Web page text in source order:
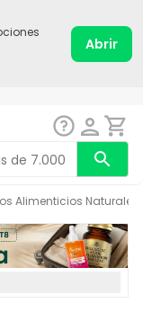
Abrir
Alimenticios Naturales